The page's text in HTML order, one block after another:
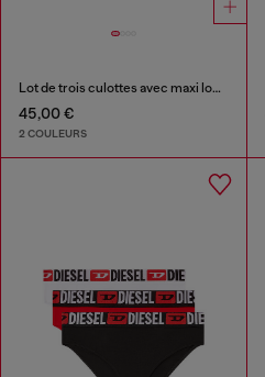
Lot de trois culottes avec maxi logo à la taille
45,00 €
2 COULEURS